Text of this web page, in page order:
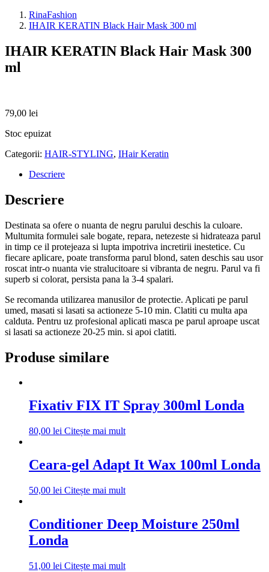
RinaFashion
IHAIR KERATIN Black Hair Mask 300 ml
IHAIR KERATIN Black Hair Mask 300
ml
79,00 lei
Stoc epuizat
Categorii: HAIR-STYLING, IHair Keratin
Descriere
Descriere
Destinata sa ofere o nuanta de negru parului deschis la culoare.
Multumita formulei sale bogate, repara, netezeste si hidrateaza parul
in timp ce il protejeaza si lupta impotriva incretirii inestetice. Cu
fiecare aplicare, poate transforma parul blond, saten deschis sau usor
roscat intr-o nuanta vie stralucitoare si vibranta de negru. Parul va fi
superb si colorat, persista pana la 3-4 spalari.
Se recomanda utilizarea manusilor de protectie. Aplicati pe parul
umed, masati si lasati sa actioneze 5-10 min. Clatiti cu multa apa
calduta. Pentru uz profesional aplicati masca pe parul aproape uscat
si lasati sa actioneze 20-25 min. si apoi clatiti.
Produse similare
Fixativ FIX IT Spray 300ml Londa
80,00 lei Citește mai mult
Ceara-gel Adapt It Wax 100ml Londa
50,00 lei Citește mai mult
Conditioner Deep Moisture 250ml
Londa
51,00 lei Citește mai mult